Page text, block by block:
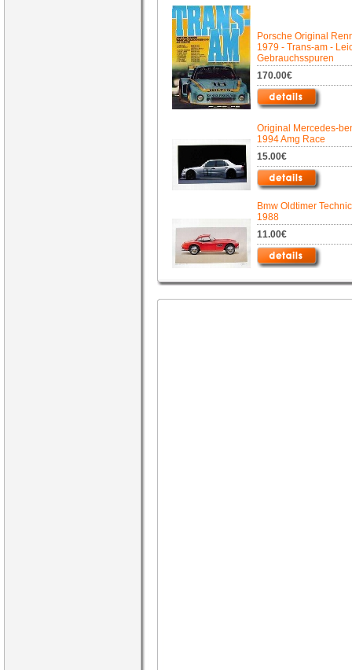
Porsche Original
1979 - Trans-am -
Gebrauchsspuren
170.00€
Original Mercedes-
1994 Amg Race
15.00€
Bmw Oldtimer
1988
11.00€